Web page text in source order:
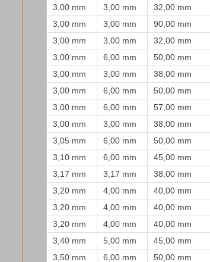
3,00 mm
3,00 mm 32,00 mm
3,00 mm
3,00 mm 90,00 mm
3,00 mm
3,00 mm 32,00 mm
3,00 mm
6,00 mm 50,00 mm
3,00 mm
3,00 mm 38,00 mm
3,00 mm
6,00 mm 50,00 mm
3,00 mm
6,00 mm 57,00 mm
3,00 mm
3,00 mm 38,00 mm
3,05 mm
6,00 mm 50,00 mm
3,10 mm
6,00 mm 45,00 mm
3,17 mm
3,17 mm 38,00 mm
3,20 mm
4,00 mm 40,00 mm
3,20 mm
4,00 mm 40,00 mm
3,20 mm
4,00 mm 40,00 mm
3,40 mm
5,00 mm 45,00 mm
3,50 mm
6,00 mm 50,00 mm